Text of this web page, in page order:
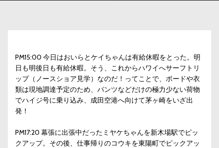
PM15:00 今日はおいらとケイちゃんは有給休暇をとった。明
日も明後日も有給休暇。そう、これからハワイへサーフトリ
ップ（ノースショア見学）なのだ！ってことで、ボードや衣
類は現地調達予定のため、パンツなどだけの極力少ない荷物
でハイジ号に乗り込み、成田空港へ向けて茅ヶ崎をいざ出
発！
PM17:20 幕張に出張中だったミヤケちゃんを新木場駅でピッ
クアップ。その後、仕事帰りのコウキを東陽町でピックアッ